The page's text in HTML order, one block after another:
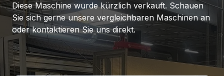
Diese Maschine wurde kürzlich verkauft. Schauen
Sie sich gerne unsere vergleichbaren Maschinen an
oder kontaktieren Sie uns direkt.